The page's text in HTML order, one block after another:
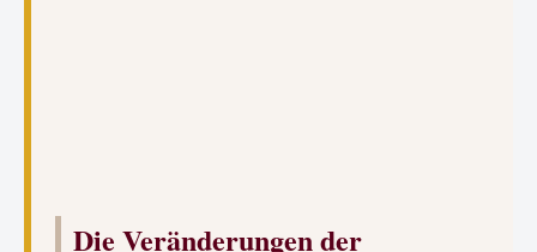
Die Veränderungen der